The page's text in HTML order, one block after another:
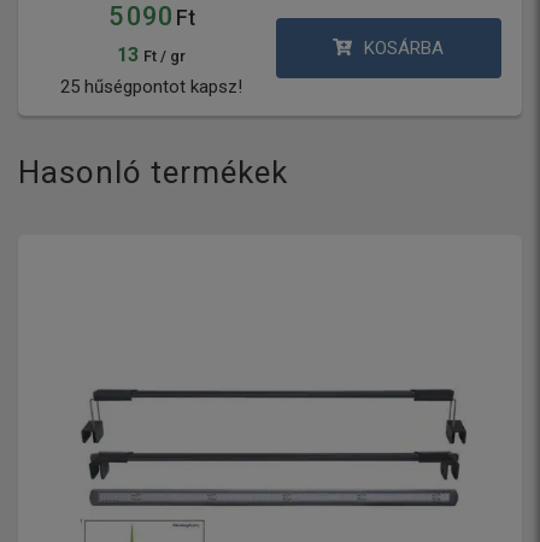
5 090 Ft
13 Ft / gr
25 hűségpontot kapsz!
KOSÁRBA
Hasonló termékek